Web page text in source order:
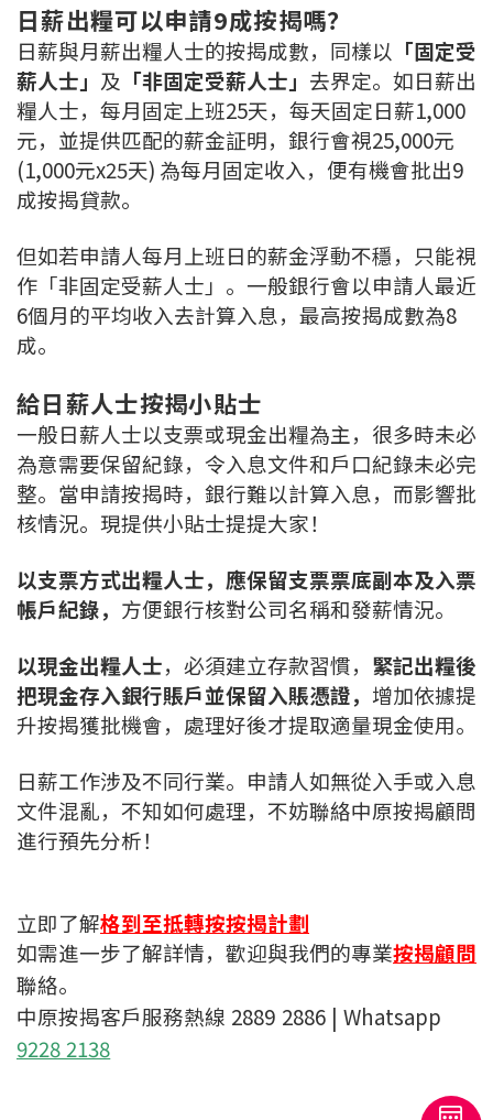
火險、家居、寵物保險
保險資訊專欄
聯絡我們
聯絡方法
網上申請按揭轉介
條款及細則
简
本網頁所提供資料僅作參考用途。
若因錯漏而引致任何不便或損失，中原按揭概不負責。
本網站採用無障礙網頁設計，如有任何問題，可查詢：
中原地產 | 網上搵樓 |
中原工商舖
© 2026 中原按揭經紀有限公司 Centaline Mortgage Broker Limited 版權所有
日薪出糧可以申請9成按揭嗎？
日薪與月薪出糧人士的按揭成數，同樣以 「固定受
薪人士」 及 「非固定受薪人士」 去界定。如日薪出
糧人士，每月固定上班25天，每天固定日薪1,000
元，並提供匹配的薪金証明，銀行會視25,000元
(1,000元x25天) 為每月固定收入，便有機會批出9
成按揭貸款。
但如若申請人每月上班日的薪金浮動不穩，只能視
作「非固定受薪人士」。一般銀行會以申請人最近
6個月的平均收入去計算入息，最高按揭成數為8
成。
給日薪人士按揭小貼士
一般日薪人士以支票或現金出糧為主，很多時未必
為意需要保留紀錄，令入息文件和戶口紀錄未必完
整。當申請按揭時，銀行難以計算入息，而影響批
核情況。現提供小貼士提提大家！
以支票方式出糧人士，應保留支票票底副本及入票
帳戶紀錄， 方便銀行核對公司名稱和發薪情況。
以現金出糧人士，必須建立存款習慣， 緊記出糧後
把現金存入銀行賬戶並保留入賬憑證， 增加依據提
升按揭獲批機會，處理好後才提取適量現金使用。
日薪工作涉及不同行業。申請人如無從入手或入息
文件混亂，不知如何處理，不妨聯絡中原按揭顧問
進行預先分析！
立即了解格到至抵轉按按揭計劃
如需進一步了解詳情，歡迎與我們的專業按揭顧問
聯絡。
中原按揭客戶服務熱線 2889 2886 | Whatsapp
9228 2138